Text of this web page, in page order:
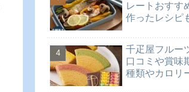
レートおすす
作ったレシピ
千疋屋フルー
口コミや賞味
種類やカロリ